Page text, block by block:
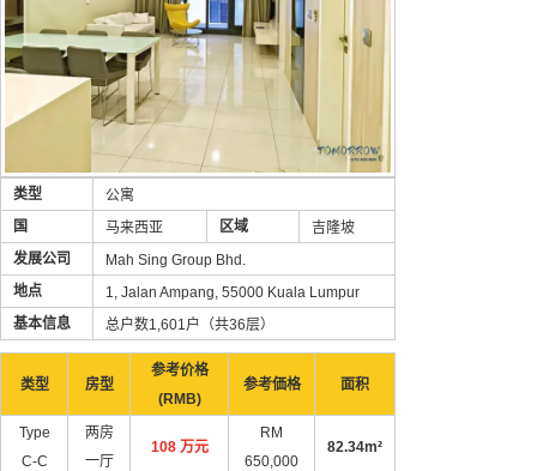
类型
公寓
国
马来西亚 区域
吉隆坡
发展公司
Mah Sing Group Bhd.
地点
1, Jalan Ampang, 55000 Kuala Lumpur
基本信息
总户数1,601户（共36层）
类型 房型
参考价格
(RMB)
参考価格 面积
Type
C-C
两房
一厅
108 万元
RM
650,000
82.34m²